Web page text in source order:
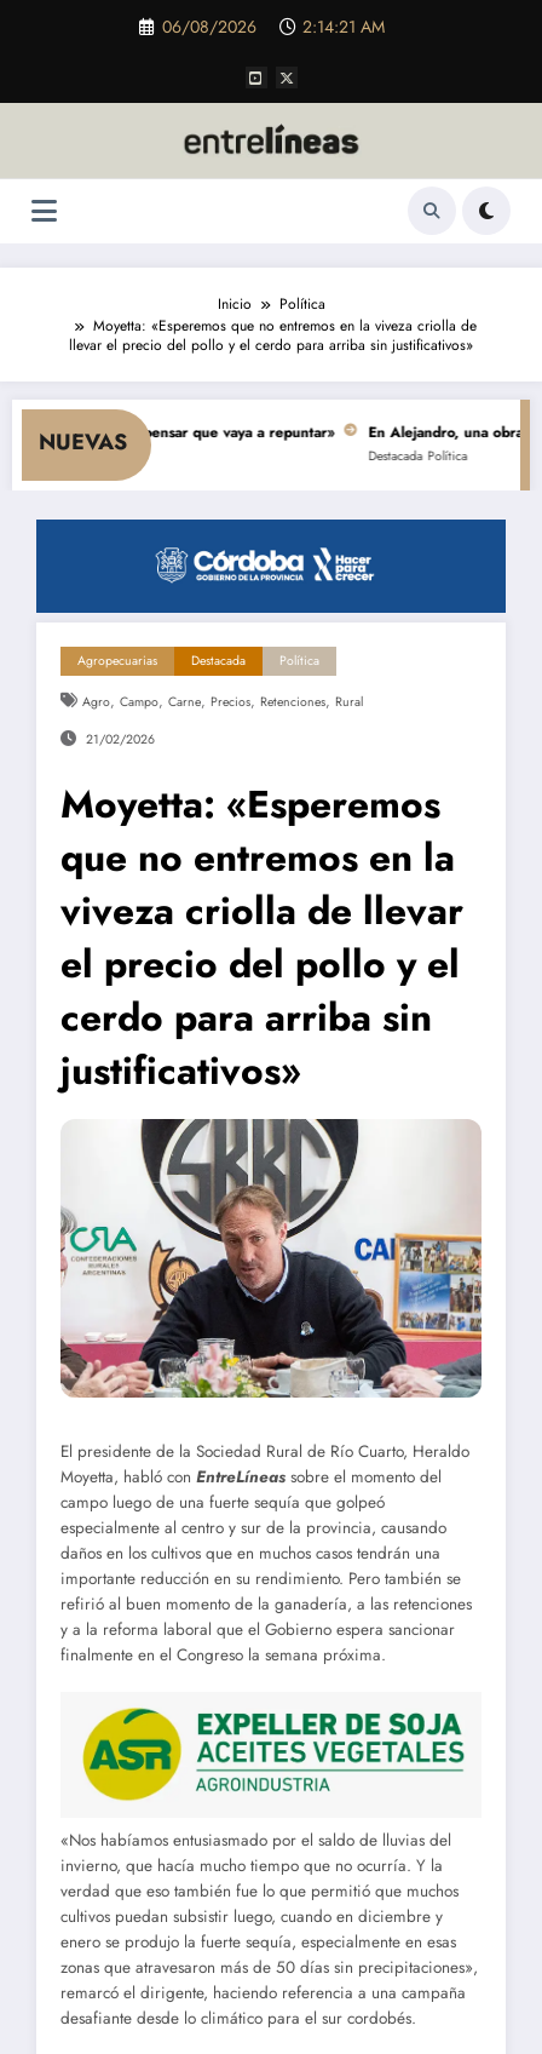
06/08/2026 2:14:22 AM
Inicio
Política
Moyetta: «Esperemos que no entremos en la viveza criolla de
llevar el precio del pollo y el cerdo para arriba sin justificativos»
NUEVAS
hace pensar que vaya a repuntar» En Alejandro, una obra de $
Política
Agropecuarias Destacada Política
Agro, Campo, Carne, Precios, Retenciones, Rural
21/02/2026
Moyetta: «Esperemos
que no entremos en la
viveza criolla de llevar
el precio del pollo y el
cerdo para arriba sin
justificativos»
El presidente de la Sociedad Rural de Río Cuarto, Heraldo
Moyetta, habló con EntreLíneas sobre el momento del
campo luego de una fuerte sequía que golpeó
especialmente al centro y sur de la provincia, causando
daños en los cultivos que en muchos casos tendrán una
importante reducción en su rendimiento. Pero también se
refirió al buen momento de la ganadería, a las retenciones
y a la reforma laboral que el Gobierno espera sancionar
finalmente en el Congreso la semana próxima.
«Nos habíamos entusiasmado por el saldo de lluvias del
invierno, que hacía mucho tiempo que no ocurría. Y la
verdad que eso también fue lo que permitió que muchos
cultivos puedan subsistir luego, cuando en diciembre y
enero se produjo la fuerte sequía, especialmente en esas
zonas que atravesaron más de 50 días sin precipitaciones»,
remarcó el dirigente, haciendo referencia a una campaña
desafiante desde lo climático para el sur cordobés.